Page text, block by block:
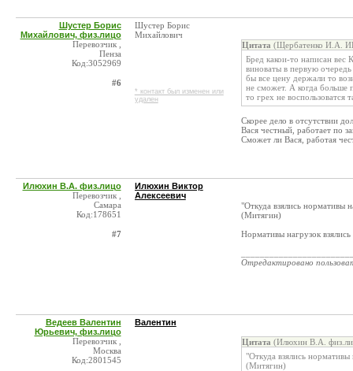
Шустер Борис
Михайлович, физ.лицо
Перевозчик ,
Пенза
Код:3052969
#6
Шустер Борис
Михайлович
* контакт был изменен или
удален
Цитата (Щербатенко И.А.
Бред какои-то написан
виноваты в первую
бы все цену держали то
не сможет. А когда больше
то грех не воспользоватся
Скорее дело в отсутствии
Вася честный, работает по
Сможет ли Вася, работая
Илюхин В.А. физ.лицо
Перевозчик ,
Самара
Код:178651
#7
Илюхин Виктор
Алексеевич
"Откуда взялись нормативы
(Митягин)
Нормативы нагрузок
Отредактировано
Ведеев Валентин
Юрьевич, физ.лицо
Перевозчик ,
Москва
Код:2801545
Валентин
Цитата (Илюхин В.А.
"Откуда взялись нормативы
(Митягин)